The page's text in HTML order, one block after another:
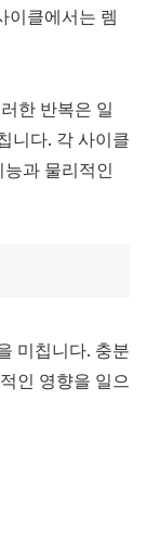
이클에서는 렘
한 반복은 일
니다. 각 사이클
과 물리적인
미칩니다. 충분
인 영향을 일으